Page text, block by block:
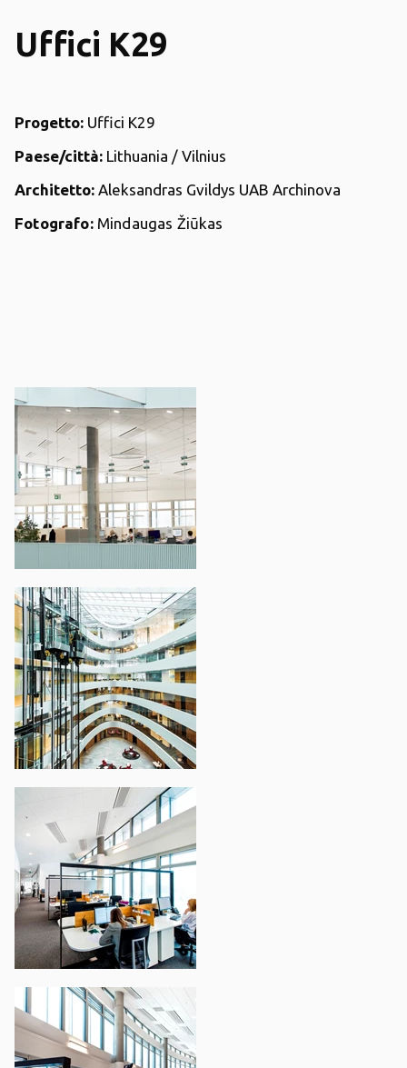
Uffici K29
Progetto: Uffici K29
Paese/città: Lithuania / Vilnius
Architetto: Aleksandras Gvildys UAB Archinova
Fotografo: Mindaugas Žiūkas